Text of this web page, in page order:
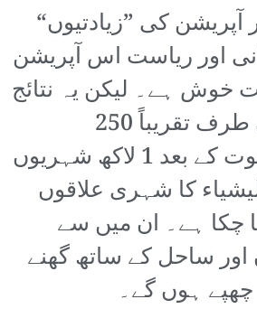
کی ”زیادتیوں“
اور ریاست اس آپریشن
خوش ہے۔ لیکن یہ نتائج
کیا ہیں؟ دونوں طرف تقریباً 250
جنگجوؤں کی موت کے بعد 1 لاکھ شہریوں
کا شہری علاقوں
چکا ہے۔ ان میں سے
اور ساحل کے ساتھ گھنے
ہوں گے۔